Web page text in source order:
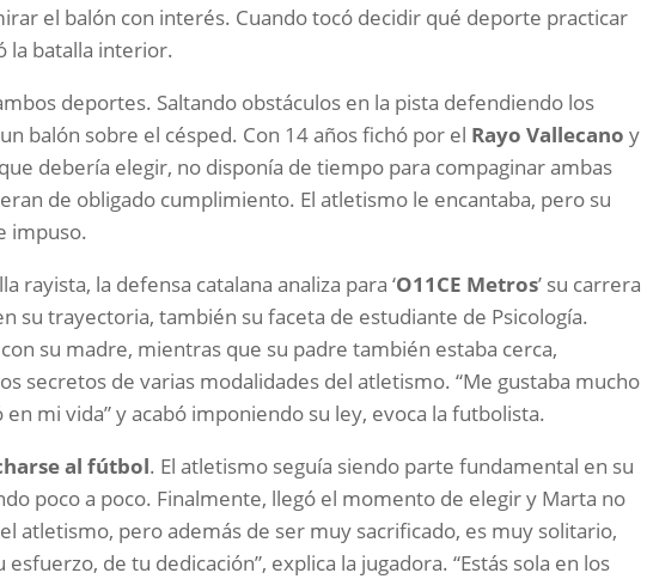
el balón con interés. Cuando tocó decidir qué deporte practicar
la batalla interior.
deportes. Saltando obstáculos en la pista defendiendo los
balón sobre el césped. Con 14 años fichó por el Rayo Vallecano y
debería elegir, no disponía de tiempo para compaginar ambas
de obligado cumplimiento. El atletismo le encantaba, pero su
impuso.
rayista, la defensa catalana analiza para ‘O11CE Metros’ su carrera
su trayectoria, también su faceta de estudiante de Psicología.
su madre, mientras que su padre también estaba cerca,
secretos de varias modalidades del atletismo. “Me gustaba mucho
mi vida” y acabó imponiendo su ley, evoca la futbolista.
al fútbol. El atletismo seguía siendo parte fundamental en su
poco a poco. Finalmente, llegó el momento de elegir y Marta no
atletismo, pero además de ser muy sacrificado, es muy solitario,
de tu dedicación”, explica la jugadora. “Estás sola en los